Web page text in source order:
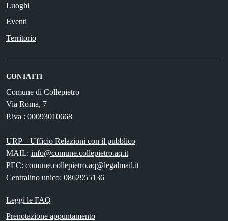
Luoghi
Eventi
Territorio
CONTATTI
Comune di Collepietro
Via Roma, 7
P.iva : 00093010668
URP – Ufficio Relazioni con il pubblico
MAIL: info@comune.collepietro.aq.it
PEC: comune.collepietro.aq@legalmail.it
Centralino unico: 0862955136
Leggi le FAQ
Prenotazione appuntamento